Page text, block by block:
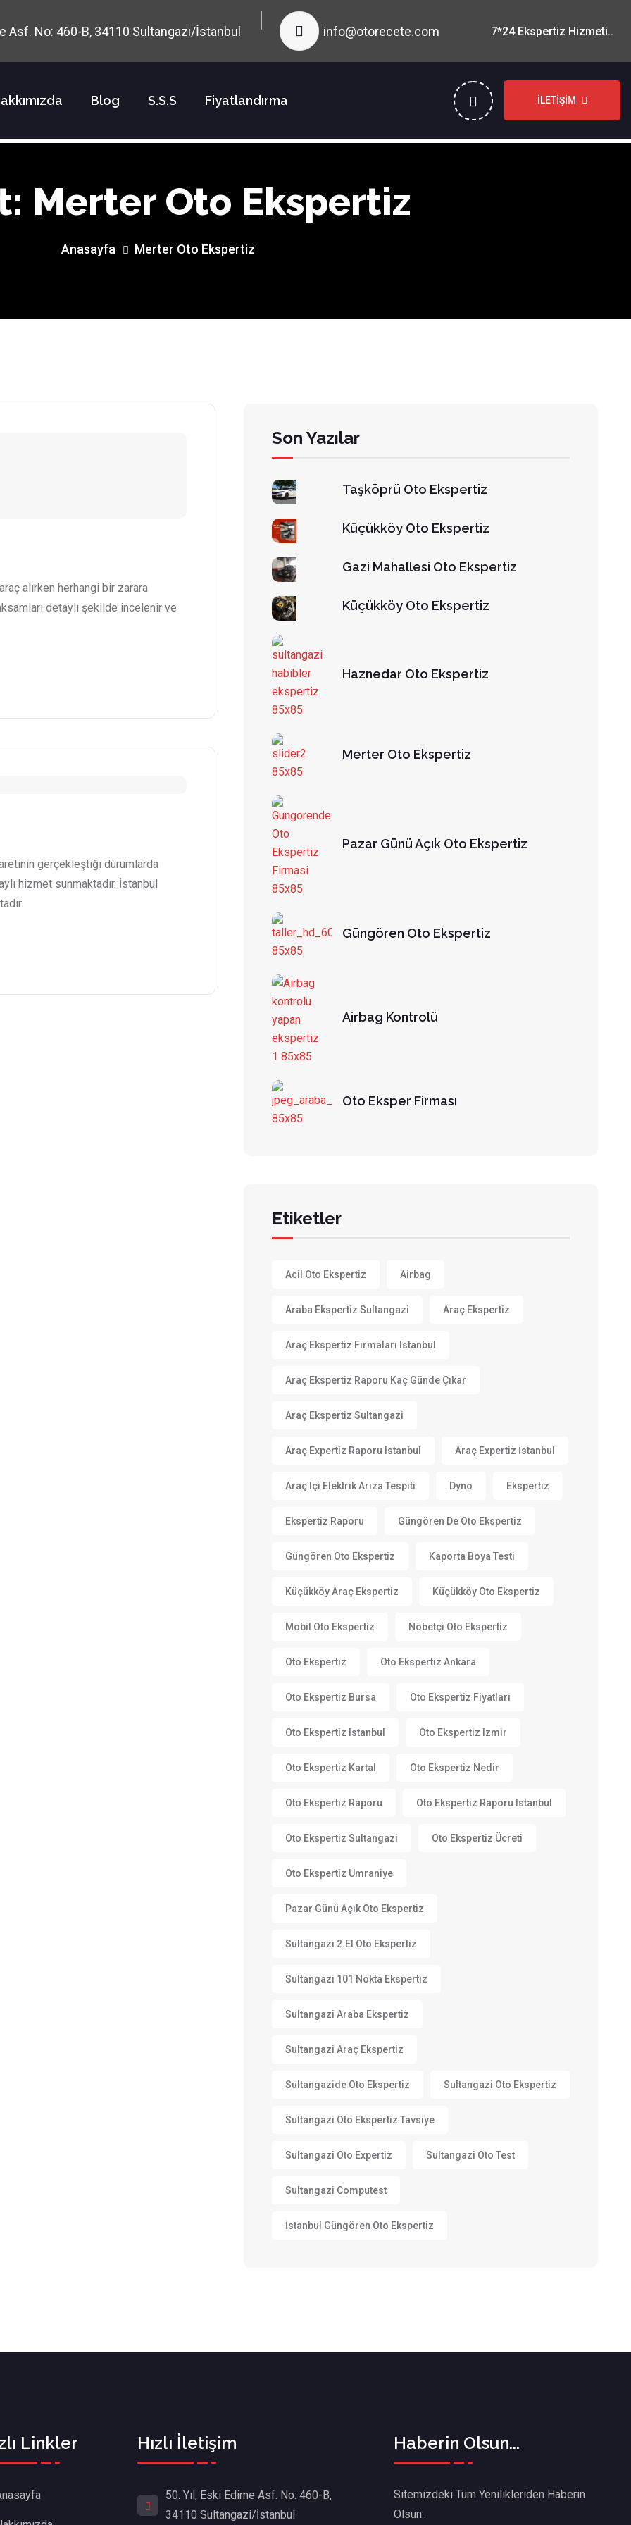
Asf. No: 460-B, 34110 Sultangazi/İstanbul info@otorecete.com 7*24 Ekspertiz Hizmeti..
Blog S.S.S Fiyatlandırma İLETIŞIM
Merter Oto Ekspertiz
Anasayfa Merter Oto Ekspertiz
alırken herhangi bir zarara
detaylı şekilde incelenir ve
gerçekleştiği durumlarda
hizmet sunmaktadır. İstanbul
Son Yazılar
Taşköprü Oto Ekspertiz
Küçükköy Oto Ekspertiz
Gazi Mahallesi Oto Ekspertiz
Küçükköy Oto Ekspertiz
Haznedar Oto Ekspertiz
Merter Oto Ekspertiz
Pazar Günü Açık Oto Ekspertiz
Güngören Oto Ekspertiz
Airbag Kontrolü
Oto Eksper Firması
Etiketler
Acil Oto Ekspertiz Airbag
Araba Ekspertiz Sultangazi Araç Ekspertiz
Araç Ekspertiz Firmaları Istanbul
Araç Ekspertiz Raporu Kaç Günde Çıkar
Araç Ekspertiz Sultangazi
Araç Expertiz Raporu Istanbul Araç Expertiz İstanbul
Araç Içi Elektrik Arıza Tespiti Dyno Ekspertiz
Ekspertiz Raporu Güngören De Oto Ekspertiz
Güngören Oto Ekspertiz Kaporta Boya Testi
Küçükköy Araç Ekspertiz Küçükköy Oto Ekspertiz
Mobil Oto Ekspertiz Nöbetçi Oto Ekspertiz
Oto Ekspertiz Oto Ekspertiz Ankara
Oto Ekspertiz Bursa Oto Ekspertiz Fiyatları
Oto Ekspertiz Istanbul Oto Ekspertiz Izmir
Oto Ekspertiz Kartal Oto Ekspertiz Nedir
Oto Ekspertiz Raporu Oto Ekspertiz Raporu Istanbul
Oto Ekspertiz Sultangazi Oto Ekspertiz Ücreti
Oto Ekspertiz Ümraniye
Pazar Günü Açık Oto Ekspertiz
Sultangazi 2.el Oto Ekspertiz
Sultangazi 101 Nokta Ekspertiz
Sultangazi Araba Ekspertiz
Sultangazi Araç Ekspertiz
Sultangazide Oto Ekspertiz Sultangazi Oto Ekspertiz
Sultangazi Oto Ekspertiz Tavsiye
Sultangazi Oto Expertiz Sultangazi Oto Test
Sultangazi Computest
İstanbul Güngören Oto Ekspertiz
Linkler Hızlı İletişim
50. Yıl, Eski Edirne Asf. No: 460-B,
34110 Sultangazi/İstanbul
Haberin Olsun...
Sitemizdeki Tüm Yenilikleriden Haberin
Olsun..